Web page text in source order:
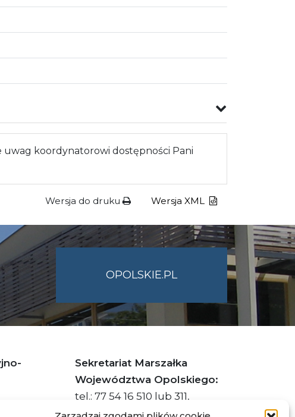
koordynatorowi dostępności Pani
Wersja do druku Wersja XML
OPOLSKIE.PL
Sekretariat Marszałka
Województwa Opolskiego:
tel.: 77 54 16 510 lub 311,
faks: 77 54 16 512